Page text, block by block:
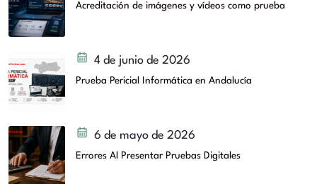
Acreditación de imágenes y vídeos como prueba
4 de junio de 2026
Prueba Pericial Informática en Andalucía
6 de mayo de 2026
Errores Al Presentar Pruebas Digitales